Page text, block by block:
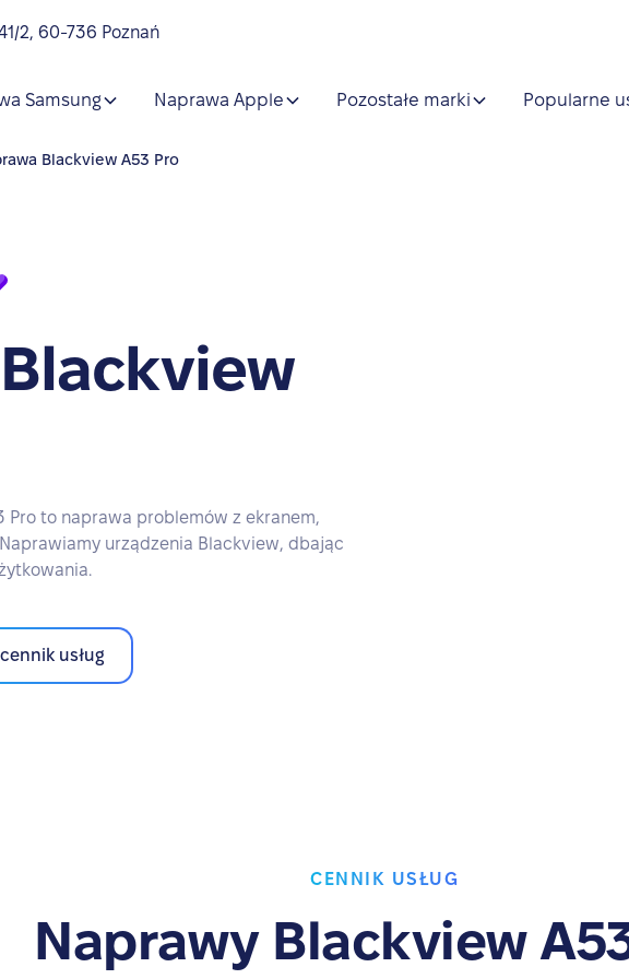
2, 60-736 Poznań
Samsung Naprawa Apple Pozostałe marki Popularne
Blackview A53 Pro
Pro to naprawa problemów z ekranem,
urządzenia Blackview, dbając
usług
CENNIK USŁUG
Naprawy Blackview